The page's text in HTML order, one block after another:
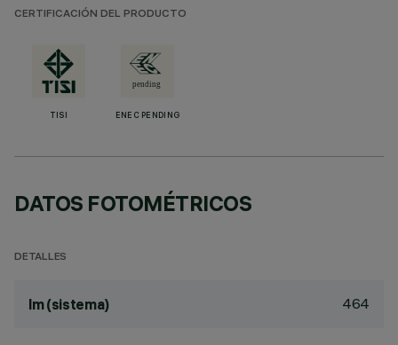
CERTIFICACIÓN DEL PRODUCTO
TISI ENEC PENDING
DATOS FOTOMÉTRICOS
DETALLES
lm (sistema) 464